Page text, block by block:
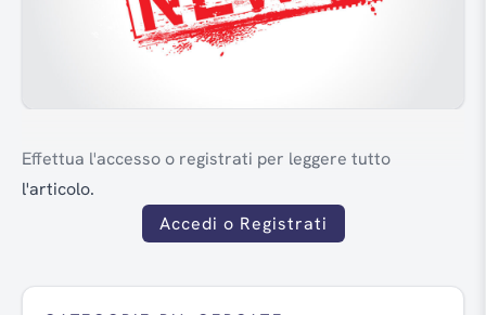
Effettua l'accesso o registrati per leggere tutto
l'articolo.
Accedi o Registrati